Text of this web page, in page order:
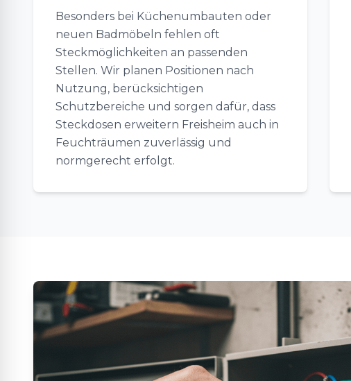
Besonders bei Küchenumbauten oder
neuen Badmöbeln fehlen oft
Steckmöglichkeiten an passenden
Stellen. Wir planen Positionen nach
Nutzung, berücksichtigen
Schutzbereiche und sorgen dafür, dass
Steckdosen erweitern Freisheim auch in
Feuchträumen zuverlässig und
normgerecht erfolgt.